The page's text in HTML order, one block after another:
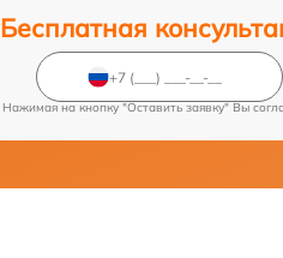
Бесплатная
Нажимая на кнопку "Оставить заявку" Вы